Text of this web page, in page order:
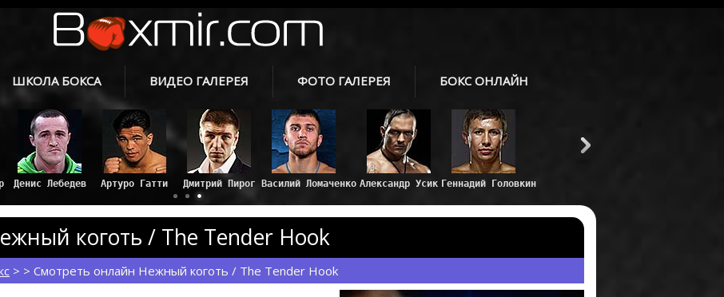
ШКОЛА БОКСА ВИДЕО ГАЛЕРЕЯ ФОТО ГАЛЕРЕЯ БОКС ОНЛАЙН
Денис Лебедев
Артуро Гатти
коготь / The Tender Hook
> > Смотреть онлайн Нежный коготь / The Tender Hook